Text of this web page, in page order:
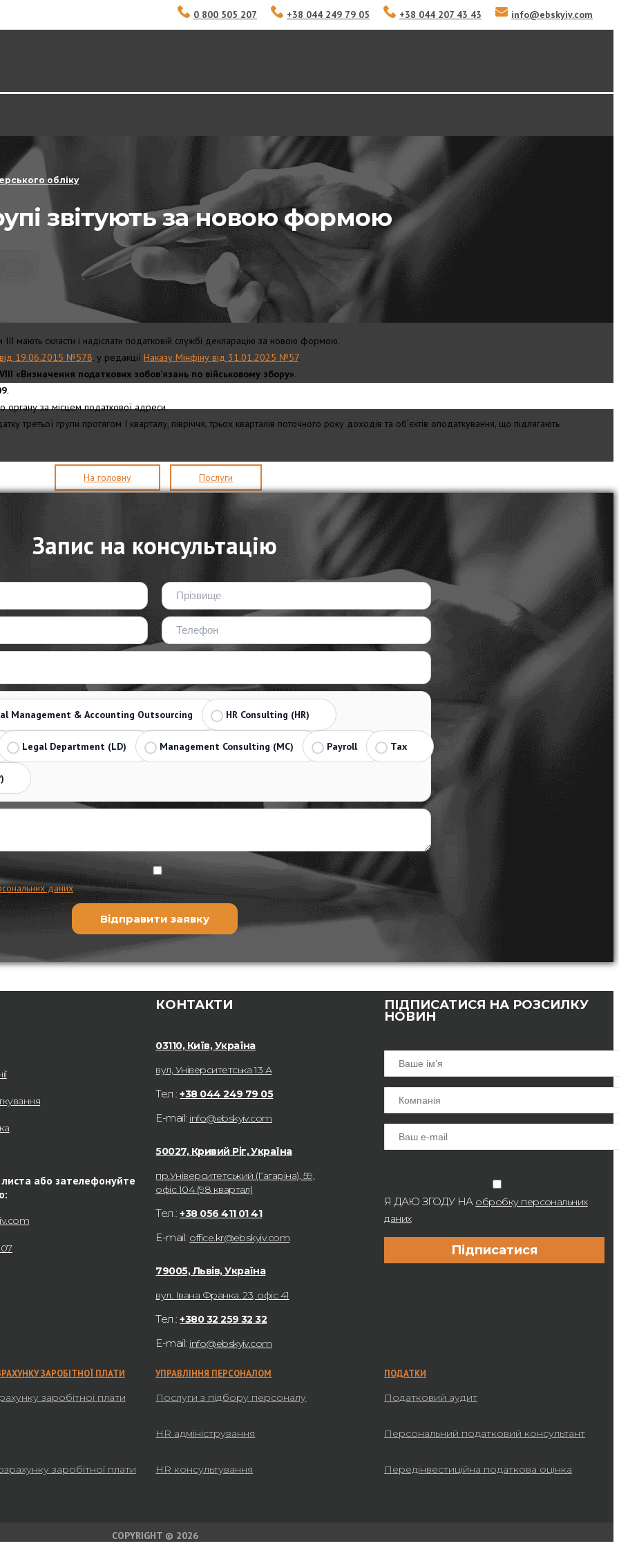
0 800 505 207 +38 044 249 79 05 +38 044 207 43 43 info@ebskyiv.com
обліку
звітують за новою формою
мають скласти і надіслати податковій службі декларацію за новою формою.
19.06.2015 №578, у редакції Наказу Мінфіну від 31.01.2025 №57.
«Визначення податкових зобов’язань по військовому збору».
.
за місцем податкової адреси.
третьої групи протягом І кварталу, півріччя, трьох кварталів поточного року доходів та об’єктів оподаткування, що підлягають
На головну Послуги
Запис на консультацію
Management & Accounting Outsourcing HR Consulting (HR)
Legal Department (LD) Management Consulting (MC) Payroll Tax
даних
або зателефонуйте
КОНТАКТИ
03110, Київ, Україна
вул, Університетська 13 А
Тел.:+38 044 249 79 05
E-mail: info@ebskyiv.com
50027, Кривий Ріг, Україна
пр.Університетський (Гагаріна), 59,
офіс 104 (98 квартал)
Тел.:+38 056 411 01 41
E-mail: office.kr@ebskyiv.com
79005, Львів, Україна
вул. Івана Франка. 23, офіс 41
Тел.:+380 32 259 32 32
E-mail: info@ebskyiv.com
ПІДПИСАТИСЯ НА РОЗСИЛКУ
НОВИН
Я ДАЮ ЗГОДУ НА обробку персональних
даних
ЗАРОБІТНОЇ ПЛАТИ
заробітної плати
заробітної плати
УПРАВЛІННЯ ПЕРСОНАЛОМ
Послуги з підбору персоналу
HR адміністрування
HR консультування
ПОДАТКИ
Податковий аудит
Персональний податковий консультант
Передінвестиційна податкова оцінка
COPYRIGHT © 2026